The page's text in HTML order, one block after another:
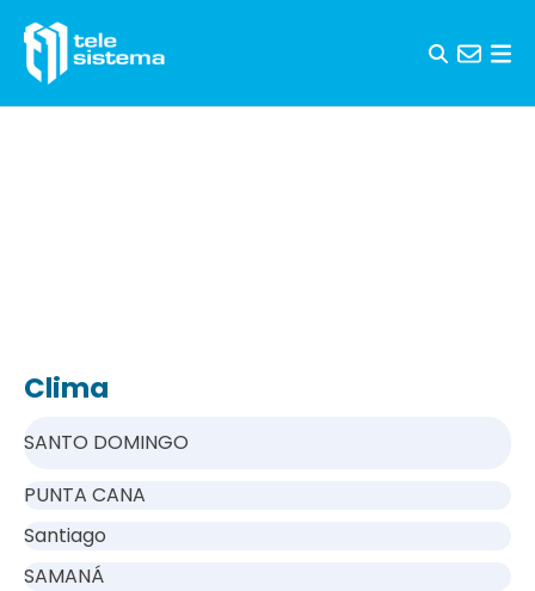
Clima
SANTO DOMINGO
PUNTA CANA
Santiago
SAMANÁ